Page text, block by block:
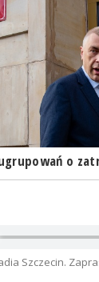
o
Szczecin.